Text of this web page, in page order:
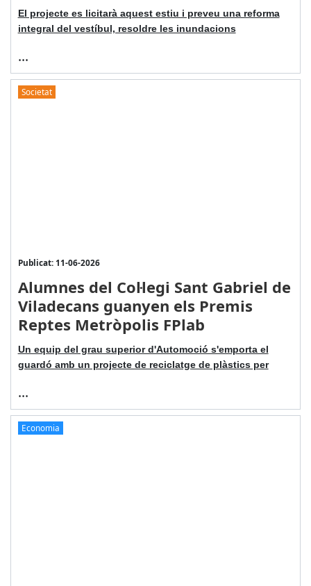
El projecte es licitarà aquest estiu i preveu una reforma
integral del vestíbul, resoldre les inundacions
...
Societat
Publicat: 11-06-2026
Alumnes del Col·legi Sant Gabriel de
Viladecans guanyen els Premis
Reptes Metròpolis FPlab
Un equip del grau superior d'Automoció s'emporta el
guardó amb un projecte de reciclatge de plàstics per
...
Economia